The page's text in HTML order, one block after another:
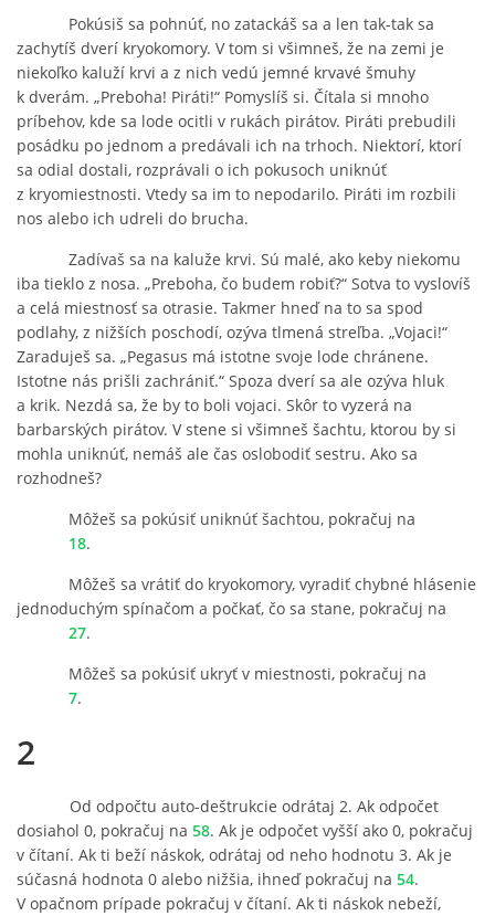
Pokúsiš sa pohnúť, no zatackáš sa a len tak-tak sa
zachytíš dverí kryokomory. V tom si všimneš, že na zemi je
niekoľko kaluží krvi a z nich vedú jemné krvavé šmuhy
k dverám. „Preboha! Piráti!“ Pomyslíš si. Čítala si mnoho
príbehov, kde sa lode ocitli v rukách pirátov. Piráti prebudili
posádku po jednom a predávali ich na trhoch. Niektorí, ktorí
sa odial dostali, rozprávali o ich pokusoch uniknúť
z kryomiestnosti. Vtedy sa im to nepodarilo. Piráti im rozbili
nos alebo ich udreli do brucha.
Zadívaš sa na kaluže krvi. Sú malé, ako keby niekomu
iba tieklo z nosa. „Preboha, čo budem robiť?“ Sotva to vyslovíš
a celá miestnosť sa otrasie. Takmer hneď na to sa spod
podlahy, z nižších poschodí, ozýva tlmená streľba. „Vojaci!“
Zaraduješ sa. „Pegasus má istotne svoje lode chránene.
Istotne nás prišli zachrániť.“ Spoza dverí sa ale ozýva hluk
a krik. Nezdá sa, že by to boli vojaci. Skôr to vyzerá na
barbarských pirátov. V stene si všimneš šachtu, ktorou by si
mohla uniknúť, nemáš ale čas oslobodiť sestru. Ako sa
rozhodneš?
Môžeš sa pokúsiť uniknúť šachtou, pokračuj na
18.
Môžeš sa vrátiť do kryokomory, vyradiť chybné hlásenie
jednoduchým spínačom a počkať, čo sa stane, pokračuj na
27.
Môžeš sa pokúsiť ukryť v miestnosti, pokračuj na
7.
2
Od odpočtu auto-deštrukcie odrátaj 2. Ak odpočet
dosiahol 0, pokračuj na 58. Ak je odpočet vyšší ako 0, pokračuj
v čítaní. Ak ti beží náskok, odrátaj od neho hodnotu 3. Ak je
súčasná hodnota 0 alebo nižšia, ihneď pokračuj na 54.
V opačnom prípade pokračuj v čítaní. Ak ti náskok nebeží,